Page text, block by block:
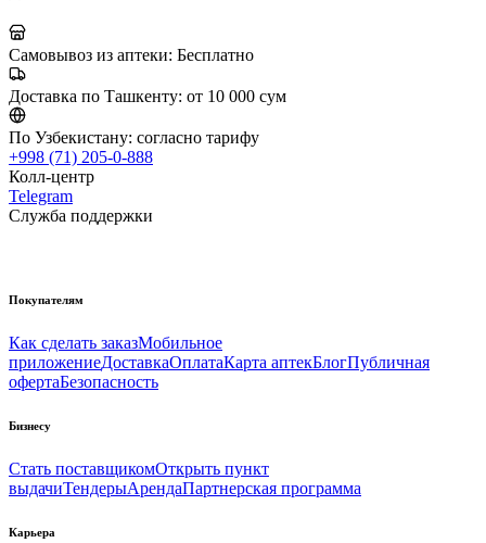
Самовывоз из аптеки: Бесплатно
Доставка по Ташкенту: от 10 000 сум
По Узбекистану: согласно тарифу
+998 (71) 205-0-888
Колл-центр
Telegram
Служба поддержки
Покупателям
Как сделать заказМобильное
приложениеДоставкаОплатаКарта аптекБлогПубличная
офертаБезопасность
Бизнесу
Стать поставщикомОткрыть пункт
выдачиТендерыАрендаПартнерская программа
Карьера